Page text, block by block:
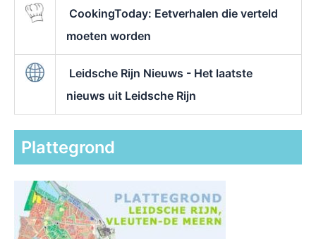
CookingToday: Eetverhalen die verteld
moeten worden
Leidsche Rijn Nieuws - Het laatste
nieuws uit Leidsche Rijn
Plattegrond